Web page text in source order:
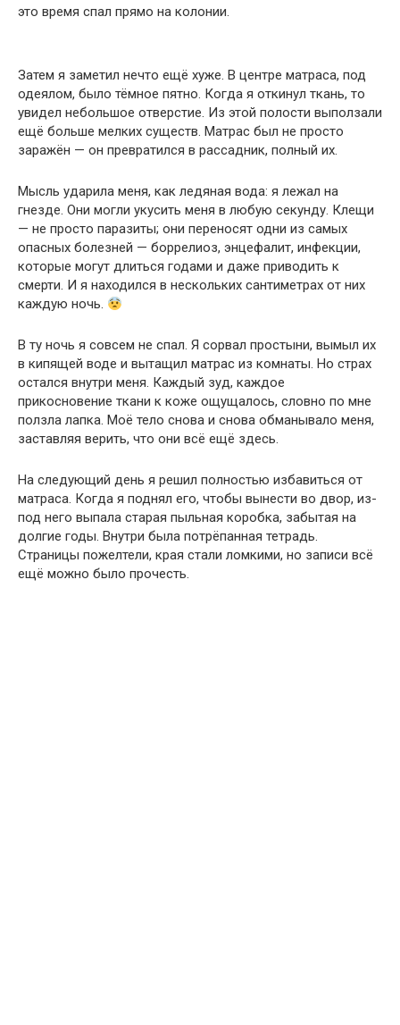
это время спал прямо на колонии.
Затем я заметил нечто ещё хуже. В центре матраса, под
одеялом, было тёмное пятно. Когда я откинул ткань, то
увидел небольшое отверстие. Из этой полости выползали
ещё больше мелких существ. Матрас был не просто
заражён — он превратился в рассадник, полный их.
Мысль ударила меня, как ледяная вода: я лежал на
гнезде. Они могли укусить меня в любую секунду. Клещи
— не просто паразиты; они переносят одни из самых
опасных болезней — боррелиоз, энцефалит, инфекции,
которые могут длиться годами и даже приводить к
смерти. И я находился в нескольких сантиметрах от них
каждую ночь.
В ту ночь я совсем не спал. Я сорвал простыни, вымыл их
в кипящей воде и вытащил матрас из комнаты. Но страх
остался внутри меня. Каждый зуд, каждое
прикосновение ткани к коже ощущалось, словно по мне
ползла лапка. Моё тело снова и снова обманывало меня,
заставляя верить, что они всё ещё здесь.
На следующий день я решил полностью избавиться от
матраса. Когда я поднял его, чтобы вынести во двор, из-
под него выпала старая пыльная коробка, забытая на
долгие годы. Внутри была потрёпанная тетрадь.
Страницы пожелтели, края стали ломкими, но записи всё
ещё можно было прочесть.